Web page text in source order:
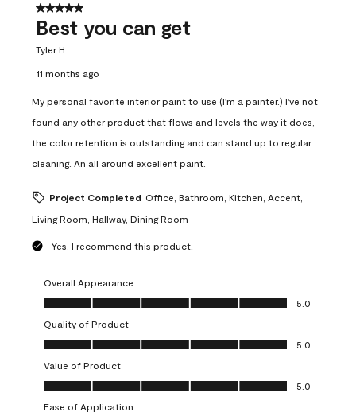
5 out of 5 stars.
Best you can get
Tyler H
11 months ago
My personal favorite interior paint to use (I'm a painter.) I've not
found any other product that flows and levels the way it does,
the color retention is outstanding and can stand up to regular
cleaning. An all around excellent paint.
Project Completed Office, Bathroom, Kitchen, Accent,
Living Room, Hallway, Dining Room
Yes, I recommend this product.
Overall Appearance
Overall Appearance, 5.0 out of 5
5.0
Quality of Product
Quality of Product, 5.0 out of 5
5.0
Value of Product
Value of Product, 5.0 out of 5
5.0
Ease of Application